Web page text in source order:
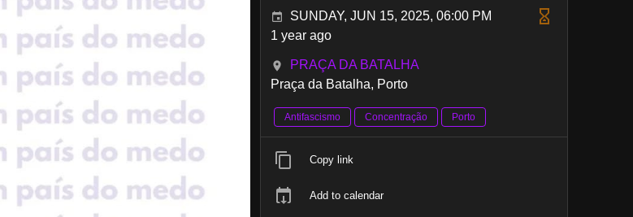
SUNDAY, JUN 15, 2025, 06:00 PM
1 year ago
PRAÇA DA BATALHA
Praça da Batalha, Porto
Antifascismo Concentração Porto
Copy link
Add to calendar